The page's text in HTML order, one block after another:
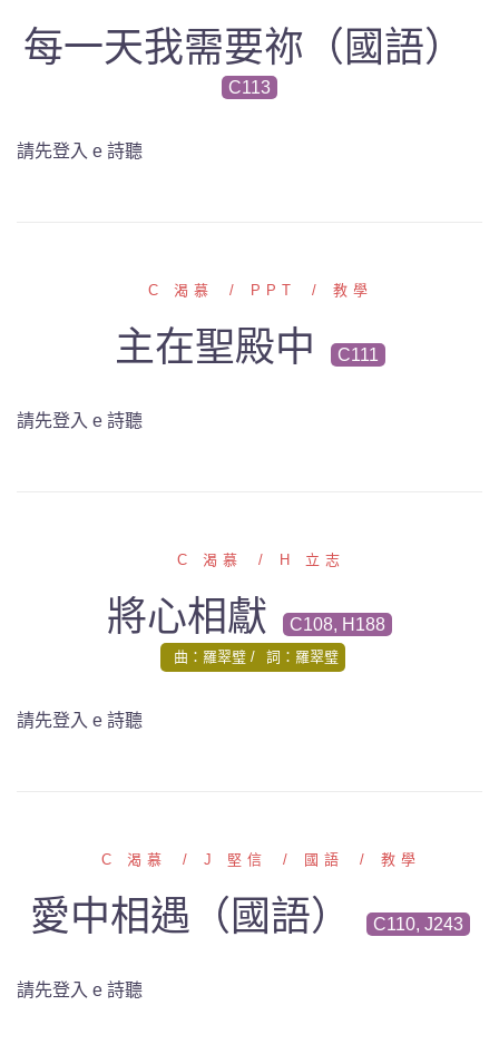
每一天我需要祢（國語）
C113
請先登入 e 詩聽
C 渴慕 PPT 教學
主在聖殿中 C111
請先登入 e 詩聽
C 渴慕 H 立志
將心相獻 C108, H188
曲：羅翠璧 詞：羅翠璧
請先登入 e 詩聽
C 渴慕 J 堅信 國語 教學
愛中相遇（國語） C110, J243
請先登入 e 詩聽